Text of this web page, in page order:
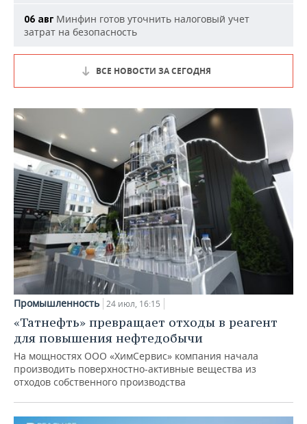
06 авг Минфин готов уточнить налоговый учет
затрат на безопасность
ВСЕ НОВОСТИ ЗА СЕГОДНЯ
Промышленность 24 июл, 16:15
«Татнефть» превращает отходы в реагент
для повышения нефтедобычи
На мощностях ООО «ХимСервис» компания начала
производить поверхностно-активные вещества из
отходов собственного производства